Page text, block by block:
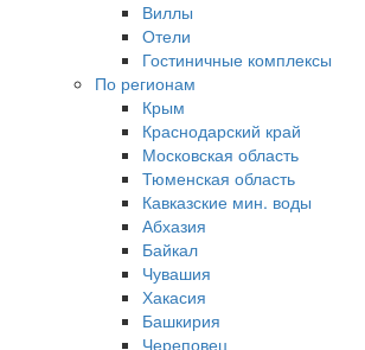
Виллы
Отели
Гостиничные комплексы
По регионам
Крым
Краснодарский край
Московская область
Тюменская область
Кавказские мин. воды
Абхазия
Байкал
Чувашия
Хакасия
Башкирия
Череповец